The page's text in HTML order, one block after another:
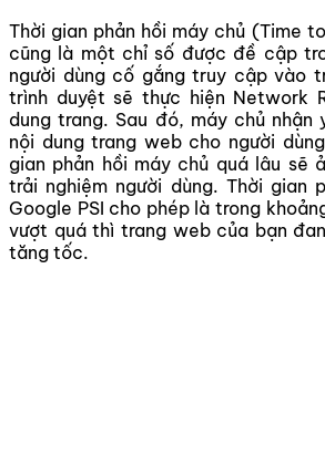
Thời gian phản hồi máy chủ (Time
cũng là một chỉ số được đề cập
người dùng cố gắng truy cập vào
trình duyệt sẽ thực hiện Network
dung trang. Sau đó, máy chủ nhận
nội dung trang web cho người
gian phản hồi máy chủ quá lâu sẽ
trải nghiệm người dùng. Thời gian
Google PSI cho phép là trong
vượt quá thì trang web của bạn
tăng tốc.